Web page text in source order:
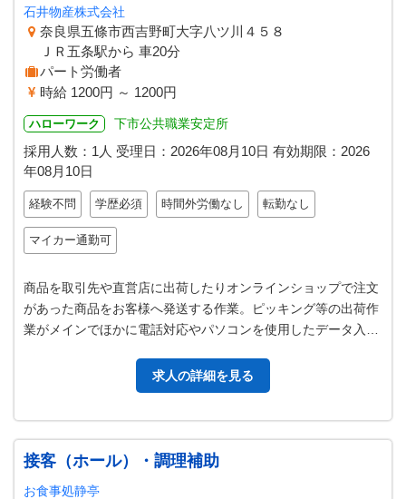
石井物産株式会社
奈良県五條市西吉野町大字八ツ川４５８
ＪＲ五条駅から 車20分
パート労働者
時給 1200円 ～ 1200円
ハローワーク 下市公共職業安定所
採用人数：1人 受理日： 2026年08月10日 有効期限： 2026
年08月10日
経験不問 学歴必須 時間外労働なし 転勤なし
マイカー通勤可
商品を取引先や直営店に出荷したりオンラインショップで注文
があった商品をお客様へ発送する作業。ピッキング等の出荷作
業がメインでほかに電話対応やパソコンを使用したデータ入
求人の詳細を見る
接客（ホール）・調理補助
お食事処静亭